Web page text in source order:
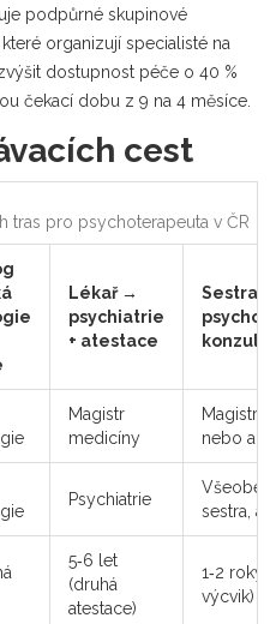
podpůrné skupinové
organizují specialisté na
dostupnost péče o 40 %
čekací dobu z 9 na 4 měsíce.
cest
tras pro psychoterapeuta v ČR
Lékař →
psychiatrie
+ atestace
Sestra/
Magistr
medicíny
Magistr
nebo
Psychiatrie
sestra,
5‑6 let
(druhá
atestace)
1‑2 roky
výcvik)